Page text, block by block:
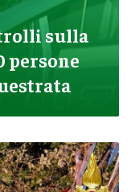
sulla
persone